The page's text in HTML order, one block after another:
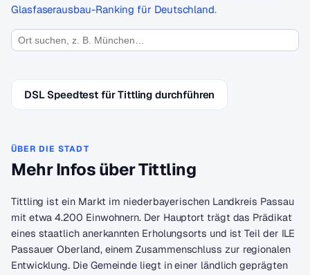
Glasfaserausbau-Ranking für Deutschland.
DSL Speedtest für Tittling durchführen
ÜBER DIE STADT
Mehr Infos über Tittling
Tittling ist ein Markt im niederbayerischen Landkreis Passau
mit etwa 4.200 Einwohnern. Der Hauptort trägt das Prädikat
eines staatlich anerkannten Erholungsorts und ist Teil der ILE
Passauer Oberland, einem Zusammenschluss zur regionalen
Entwicklung. Die Gemeinde liegt in einer ländlich geprägten